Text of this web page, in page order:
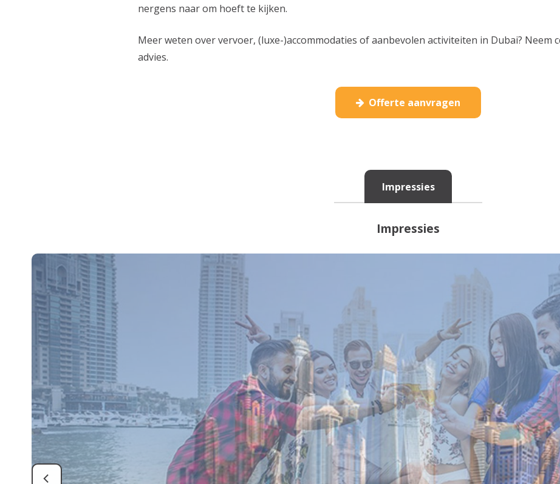
nergens naar om hoeft te kijken.
Meer weten over vervoer, (luxe-)accommodaties of aanbevolen activiteiten in Dubai? Neem
advies.
Offerte aanvragen
Impressies
Impressies
Reisinspiratie nodig?